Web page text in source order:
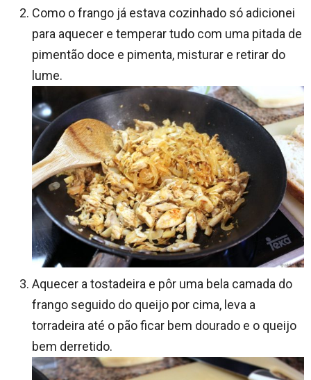
Como o frango já estava cozinhado só adicionei
para aquecer e temperar tudo com uma pitada de
pimentão doce e pimenta, misturar e retirar do
lume.
Aquecer a tostadeira e pôr uma bela camada do
frango seguido do queijo por cima, leva a
torradeira até o pão ficar bem dourado e o queijo
bem derretido.